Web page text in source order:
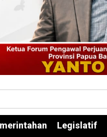
Legislatif